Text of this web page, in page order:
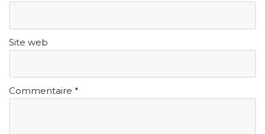
Site web
Commentaire *